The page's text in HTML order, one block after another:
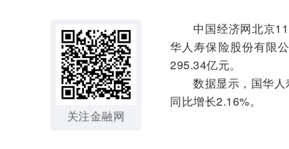
关注金融网
中国经济网北京11
华人寿保险股份有限
295.34亿元。
数据显示，国华人
同比增长2.16%。